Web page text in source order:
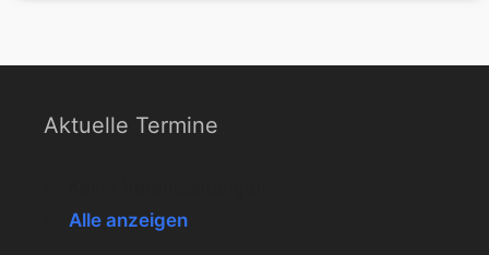
Aktuelle Termine
Alle anzeigen